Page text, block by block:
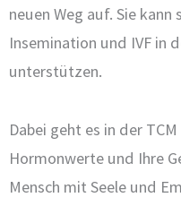
neuen Weg auf. Sie
Insemination und IVF in
unterstützen.
Dabei geht es in der
Hormonwerte und Ihre
Mensch mit Seele und